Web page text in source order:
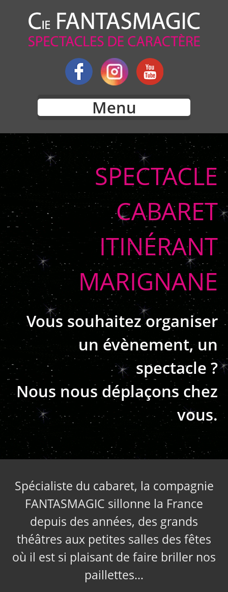
Menu
SPECTACLE
CABARET
ITINÉRANT
MARIGNANE
Vous souhaitez organiser
un évènement, un
spectacle ?
Nous nous déplaçons chez
vous.
Spécialiste du cabaret, la compagnie
FANTASMAGIC sillonne la France
depuis des années, des grands
théâtres aux petites salles des fêtes
où il est si plaisant de faire briller nos
paillettes…